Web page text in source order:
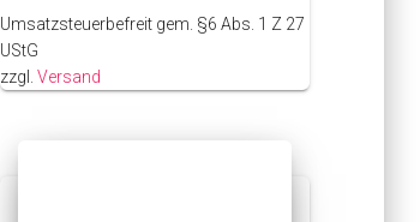
Umsatzsteuerbefreit gem. §6 Abs. 1 Z 27
UStG
zzgl.Versand